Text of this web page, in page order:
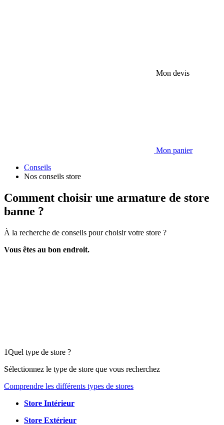
Mon devis
Mon panier
Conseils
Nos conseils store
Comment choisir une armature de store
banne ?
À la recherche de conseils pour choisir votre store ?
Vous êtes au bon endroit.
1Quel type de store ?
Sélectionnez le type de store que vous recherchez
Comprendre les différents types de stores
Store Intérieur
Store Extérieur